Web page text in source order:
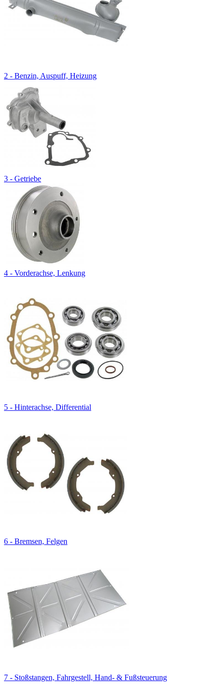
2 - Benzin, Auspuff, Heizung
3 - Getriebe
4 - Vorderachse, Lenkung
5 - Hinterachse, Differential
6 - Bremsen, Felgen
7 - Stoßstangen, Fahrgestell, Hand- & Fußsteuerung